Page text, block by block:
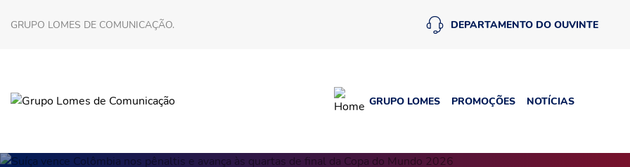
GRUPO LOMES DE COMUNICAÇÃO. DEPARTAMENTO DO OUVINTE
GRUPO LOMES PROMOÇÕES NOTÍCIAS